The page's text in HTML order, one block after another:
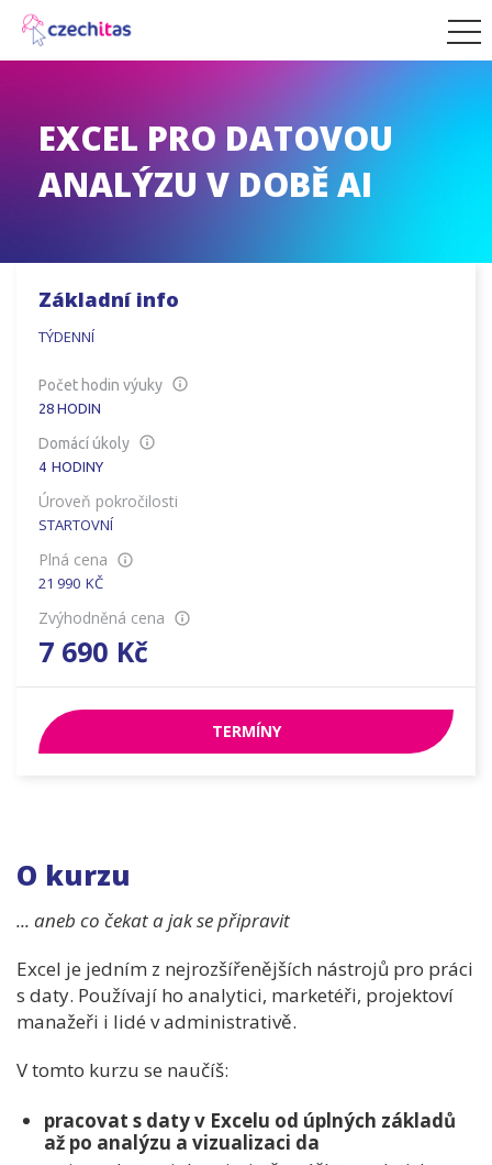
EXCEL PRO DATOVOU
ANALÝZU V DOBĚ AI
Základní info
TÝDENNÍ
Počet hodin výuky
28 HODIN
Domácí úkoly
4 HODINY
Úroveň pokročilosti
STARTOVNÍ
Plná cena
21 990 KČ
Zvýhodněná cena
7 690 Kč
TERMÍNY
O kurzu
... aneb co čekat a jak se připravit
Excel je jedním z nejrozšířenějších nástrojů pro práci
s daty. Používají ho analytici, marketéři, projektoví
manažeři i lidé v administrativě.
V tomto kurzu se naučíš:
pracovat s daty v Excelu od úplných základů
až po analýzu a vizualizaci da